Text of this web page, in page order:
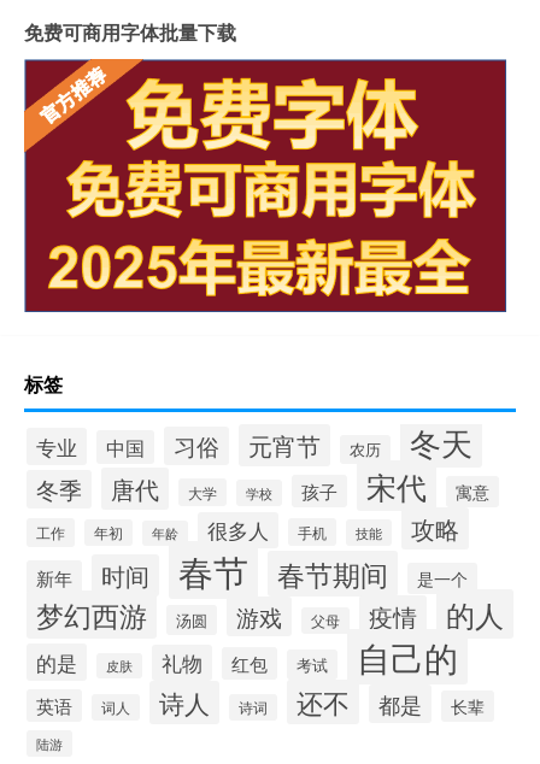
免费可商用字体批量下载
标签
专业 中国 习俗 元宵节 农历 冬天
冬季 唐代 大学 学校 孩子 宋代 寓意
工作 年初 年龄 很多人 手机 技能 攻略
新年 时间 春节 春节期间 是一个
梦幻西游 汤圆 游戏 父母 疫情 的人
的是 皮肤 礼物 红包 考试 自己的
英语 词人 诗人 诗词 还不 都是 长辈
陆游